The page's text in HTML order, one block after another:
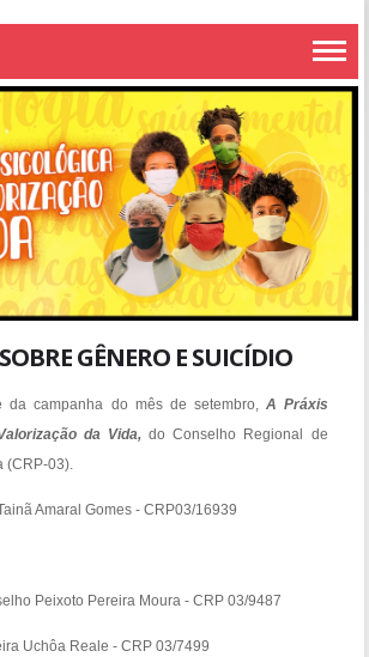
GÊNERO E SUICÍDIO
da campanha do mês de setembro, A Práxis
da Vida,do Conselho Regional de
(CRP-03).
Amaral Gomes - CRP03/16939
Peixoto Pereira Moura - CRP 03/9487
Uchôa Reale - CRP 03/7499